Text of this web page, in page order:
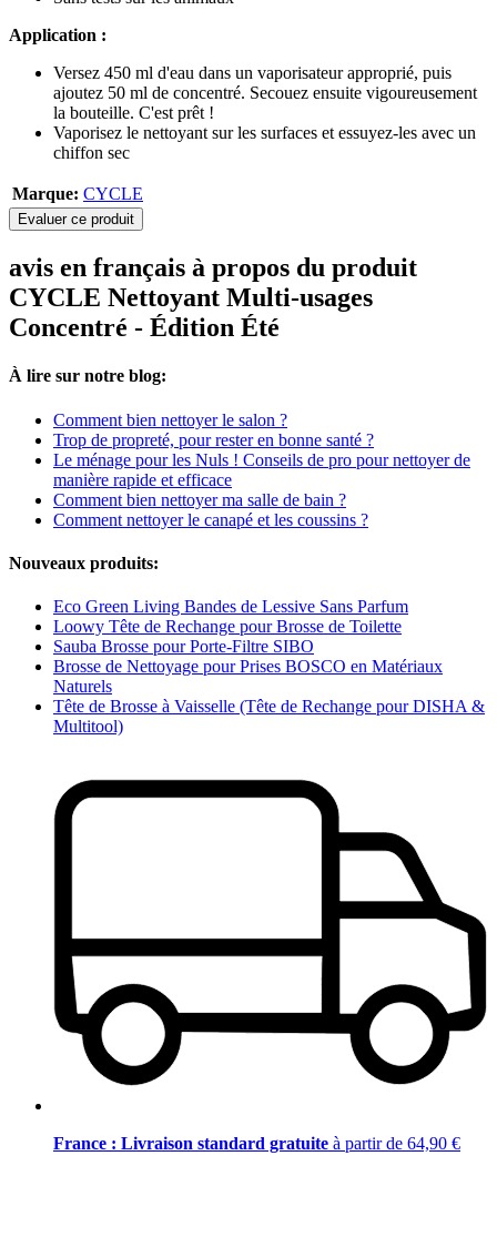
Application :
Versez 450 ml d'eau dans un vaporisateur approprié, puis
ajoutez 50 ml de concentré. Secouez ensuite vigoureusement
la bouteille. C'est prêt !
Vaporisez le nettoyant sur les surfaces et essuyez-les avec un
chiffon sec
Marque: CYCLE
Evaluer ce produit
avis en français à propos du produit
CYCLE Nettoyant Multi-usages
Concentré - Édition Été
À lire sur notre blog:
Comment bien nettoyer le salon ?
Trop de propreté, pour rester en bonne santé ?
Le ménage pour les Nuls ! Conseils de pro pour nettoyer de
manière rapide et efficace
Comment bien nettoyer ma salle de bain ?
Comment nettoyer le canapé et les coussins ?
Nouveaux produits:
Eco Green Living Bandes de Lessive Sans Parfum
Loowy Tête de Rechange pour Brosse de Toilette
Sauba Brosse pour Porte-Filtre SIBO
Brosse de Nettoyage pour Prises BOSCO en Matériaux
Naturels
Tête de Brosse à Vaisselle (Tête de Rechange pour DISHA &
Multitool)
France : Livraison standard gratuite à partir de 64,90 €